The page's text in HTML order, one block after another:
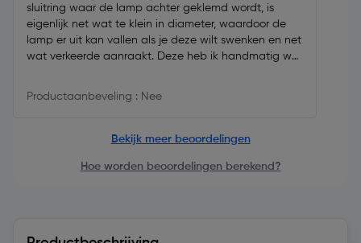
sluitring waar de lamp achter geklemd wordt, is
eigenlijk net wat te klein in diameter, waardoor de
lamp er uit kan vallen als je deze wilt swenken en net
wat verkeerde aanraakt. Deze heb ik handmatig wat
Plastic inschuif ding waar de fitting aan zit, wat in de
met wat kit vastgezet.
Productaanbeveling : Nee
Bekijk meer beoordelingen
Hoe worden beoordelingen berekend?